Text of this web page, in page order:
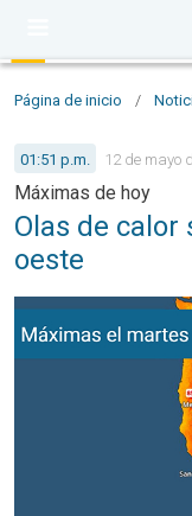
Página de inicio /
01:51 p.m. 12 de mayo
Máximas de hoy
Olas de calor
oeste